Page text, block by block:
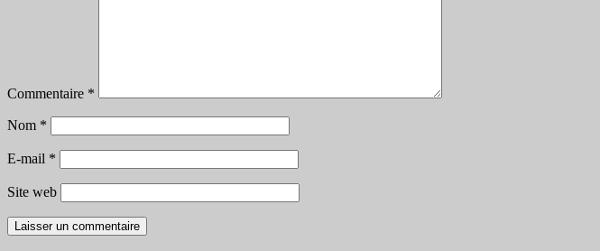
Commentaire *
Nom *
E-mail *
Site web